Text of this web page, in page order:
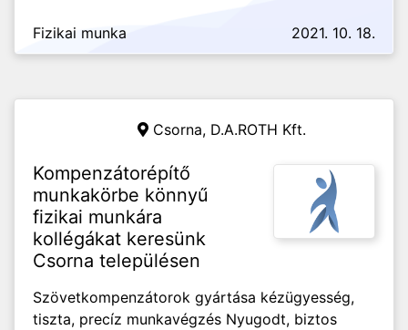
Fizikai munka 2021. 10. 18.
Csorna, D.A.ROTH Kft.
Kompenzátorépítő
munkakörbe könnyű
fizikai munkára
kollégákat keresünk
Csorna településen
Szövetkompenzátorok gyártása kézügyesség,
tiszta, precíz munkavégzés Nyugodt, biztos